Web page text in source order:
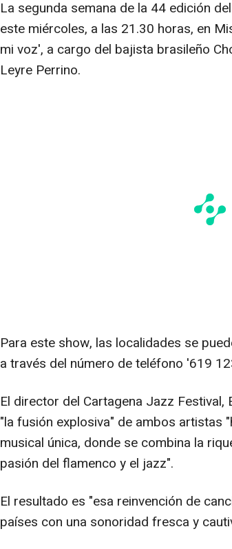
La segunda semana de la 44 edición
este miércoles, a las 21.30 horas, en
mi voz', a cargo del bajista brasileño
Leyre Perrino.
Para este show, las localidades se
a través del número de teléfono '619
El director del Cartagena Jazz Festival,
"la fusión explosiva" de ambos artistas
musical única, donde se combina la
pasión del flamenco y el jazz".
El resultado es "esa reinvención de
países con una sonoridad fresca y